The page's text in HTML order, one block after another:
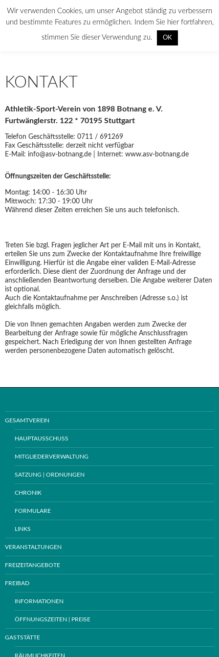
ASV Botnang
KONTAKT
Athletik-Sport-Verein von 1898 Botnang e. V.
Furtwänglerstr. 122 * 70195 Stuttgart
Telefon Geschäftsstelle: 0711 / 691269
Fax Geschäftsstelle: derzeit nicht verfügbar
E-Mail: info@asv-botnang.de | Internet: www.asv-botnang.de
Öffnungszeiten der Geschäftsstelle:
Montag: 14:00 - 16:30 Uhr
Mittwoch: 17:30 - 19:00 Uhr
Während dieser Zeiten erreichen Sie uns auch telefonisch.
Treten Sie bzgl. Fragen jeglicher Art per E-Mail mit uns in Kontakt,
erteilen Sie uns zum Zwecke der Kontaktaufnahme Ihre freiwillige
Einwilligung. Hierfür ist die Angabe einer validen E-Mail-Adresse
erforderlich. Diese dient der Zuordnung der Anfrage und der
anschließenden Beantwortung derselben. Die Angabe weiterer Daten
ist optional.
Auch die Kontaktaufnahme per Anschreiben (Adresse s.o.) ist
gleichfalls möglich.
Die von Ihnen gemachten Angaben werden zum Zwecke der
Bearbeitung der Anfrage sowie für mögliche Anschlussfragen
gespeichert. Nach Erledigung der von Ihnen gestellten Anfrage
werden personenbezogene Daten automatisch gelöscht.
GESAMTVEREIN
HAUPTAUSSCHUSS
MITGLIEDERVERWALTUNG
SATZUNG | ORDNUNGEN
CHRONIK
FORMULARE
LINKS
VERANSTALTUNGEN
FREIZEITANGEBOTE
FREIBAD
INFORMATIONEN
ÖFFNUNGSZEITEN | PREISE
GASTSTÄTTE
RÄUMLICHKEITEN
Wir verwenden Cookies, um unser Angebot ständig zu verbessern
und bestimmte Features zu ermöglichen. Indem Sie hier fortfahren,
stimmen Sie dieser Verwendung zu. OK